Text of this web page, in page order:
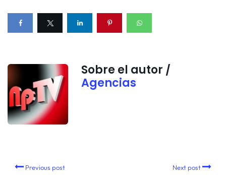
Sobre el autor /
Agencias
Previous post Next post